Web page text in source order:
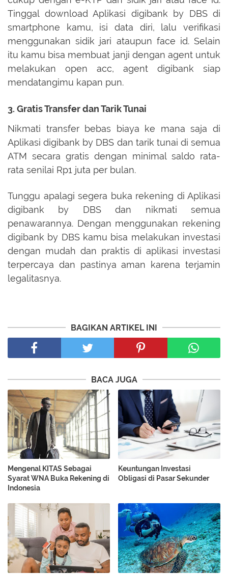
Tinggal download Aplikasi digibank by DBS di
smartphone kamu, isi data diri, lalu verifikasi
menggunakan sidik jari ataupun face id. Selain
itu kamu bisa membuat janji dengan agent untuk
melakukan open acc, agent digibank siap
mendatangimu kapan pun.
3. Gratis Transfer dan Tarik Tunai
Nikmati transfer bebas biaya ke mana saja di
Aplikasi digibank by DBS dan tarik tunai di semua
ATM secara gratis dengan minimal saldo rata-
rata senilai Rp1 juta per bulan.
Tunggu apalagi segera buka rekening di Aplikasi
digibank by DBS dan nikmati semua
penawarannya. Dengan menggunakan rekening
digibank by DBS kamu bisa melakukan investasi
dengan mudah dan praktis di aplikasi investasi
terpercaya dan pastinya aman karena terjamin
legalitasnya.
BAGIKAN ARTIKEL INI
BACA JUGA
Mengenal KITAS Sebagai
Syarat WNA Buka Rekening di
Indonesia
Keuntungan Investasi
Obligasi di Pasar Sekunder